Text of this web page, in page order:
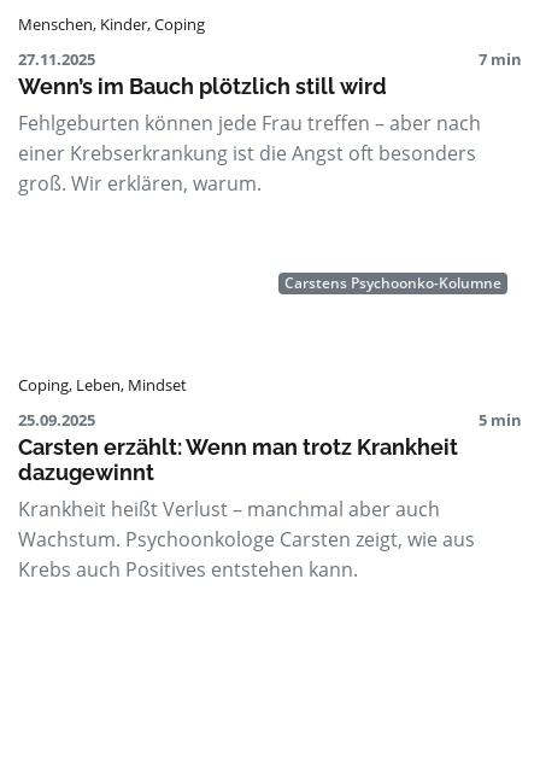
Menschen, Kinder,Coping
27.11.2025
7 min
Wenn’s im Bauch plötzlich still wird
Fehlgeburten können jede Frau treffen – aber nach
einer Krebserkrankung ist die Angst oft besonders
groß. Wir erklären, warum.
Carstens Psychoonko-Kolumne
Coping, Leben, Mindset
25.09.2025
5 min
Carsten erzählt: Wenn man trotz Krankheit
dazugewinnt
Krankheit heißt Verlust – manchmal aber auch
Wachstum. Psychoonkologe Carsten zeigt, wie aus
Krebs auch Positives entstehen kann.